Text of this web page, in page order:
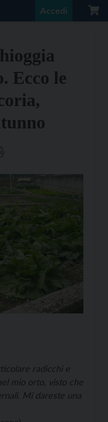
Accedi
Ecco le
radicchi e
mio orto, visto che
Mi dareste una